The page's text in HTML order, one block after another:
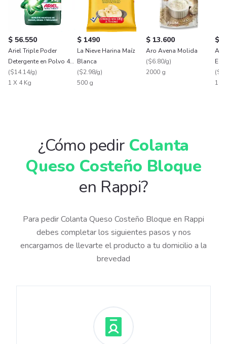
$ 56.550
Ariel Triple Poder
Detergente en Polvo 4
Kg
($14.14/g)
1 X 4 Kg
$ 1490
La Nieve Harina Maíz
Blanca
($2.98/g)
500 g
$ 13.600
Aro Avena Molida
($6.80/g)
2000 g
$
Aro
(
1 x
¿Cómo pedir Colanta
Queso Costeño Bloque
en Rappi?
Para pedir Colanta Queso Costeño Bloque en Rappi
debes completar los siguientes pasos y nos
encargamos de llevarte el producto a tu domicilio a la
brevedad